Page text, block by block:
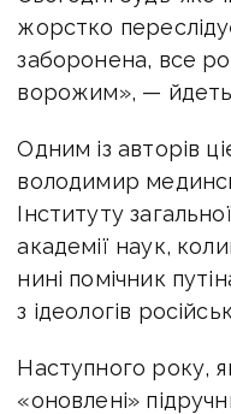
жорстко
заборонена, все
ворожим», —
Одним із авторів
володимир
Інституту
академії наук,
нині помічник
з ідеологів
Наступного року,
«оновлені»